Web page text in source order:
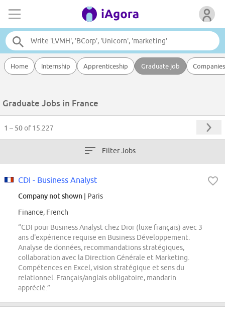
Home Internship Apprenticeship Graduate job Companies
Graduate Jobs in France
1 – 50of 15.227
Filter Jobs
CDI - Business Analyst
Company not shown | Paris
Finance, French
“CDI pour Business Analyst chez Dior (luxe français) avec 3
ans d'expérience requise en Business Développement.
Analyse de données, recommandations stratégiques,
collaboration avec la Direction Générale et Marketing.
Compétences en Excel, vision stratégique et sens du
relationnel. Français/anglais obligatoire, mandarin
apprécié.”